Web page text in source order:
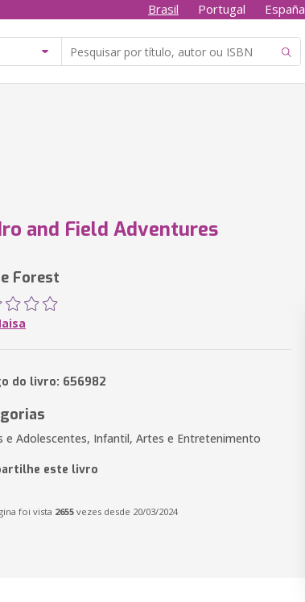
Brasil Portugal España
and Field Adventures
Forest
do livro: 656982
e Adolescentes, Infantil, Artes e Entretenimento
este livro
foi vista 2655 vezes desde 20/03/2024